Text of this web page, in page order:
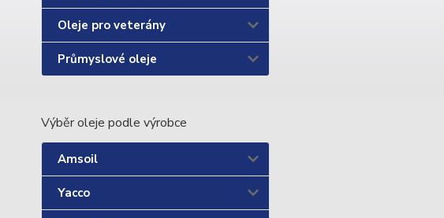
Oleje pro veterány
Průmyslové oleje
Výběr oleje podle výrobce
Amsoil
Yacco